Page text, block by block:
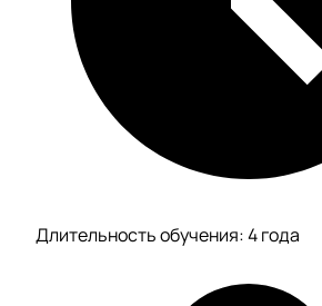
Длительность обучения: 4 года